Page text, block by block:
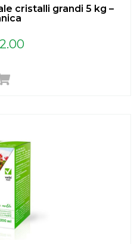
cristalli grandi 5 kg –